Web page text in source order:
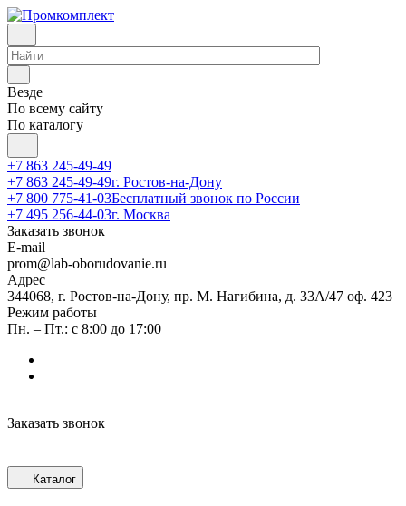
Везде
По всему сайту
По каталогу
+7 863 245-49-49
+7 863 245-49-49г. Ростов-на-Дону
+7 800 775-41-03Бесплатный звонок по России
+7 495 256-44-03г. Москва
Заказать звонок
E-mail
prom@lab-oborudovanie.ru
Адрес
344068, г. Ростов-на-Дону, пр. М. Нагибина, д. 33А/47 оф. 423
Режим работы
Пн. – Пт.: с 8:00 до 17:00
Заказать звонок
Каталог